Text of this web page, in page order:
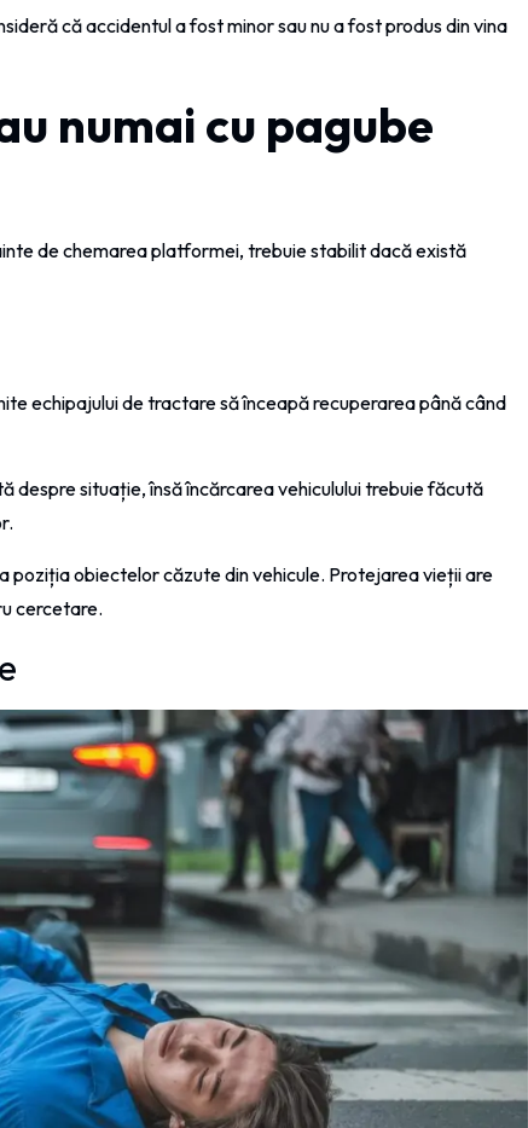
că accidentul a fost minor sau nu a fost produs din vina
numai cu pagube
de chemarea platformei, trebuie stabilit dacă există
echipajului de tractare să înceapă recuperarea până când
situație, însă încărcarea vehiculului trebuie făcută
poziția obiectelor căzute din vehicule. Protejarea vieții are
cercetare.